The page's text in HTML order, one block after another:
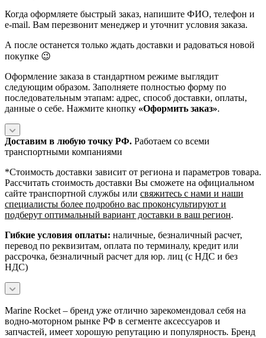
Когда оформляете быстрый заказ, напишите ФИО, телефон и
e-mail. Вам перезвонит менеджер и уточнит условия заказа.
А после останется только ждать доставки и радоваться новой
покупке 😉
Оформление заказа в стандартном режиме выглядит
следующим образом. Заполняете полностью форму по
последовательным этапам: адрес, способ доставки, оплаты,
данные о себе. Нажмите кнопку «Оформить заказ».
Доставим в любую точку РФ. Работаем со всеми
транспортными компаниями
*Cтоимость доставки зависит от региона и параметров товара.
Рассчитать стоимость доставки Вы сможете на официальном
сайте транспортной службы или свяжитесь с нами и наши
специалисты более подробно вас проконсультируют и
подберут оптимальный вариант доставки в ваш регион.
Гибкие условия оплаты: наличные, безналичный расчет,
перевод по реквизитам, оплата по терминалу, кредит или
рассрочка, безналичный расчет для юр. лиц (с НДС и без
НДС)
Marine Rocket – бренд уже отлично зарекомендовал себя на
водно-моторном рынке РФ в сегменте аксессуаров и
запчастей, имеет хорошую репутацию и популярность. Бренд